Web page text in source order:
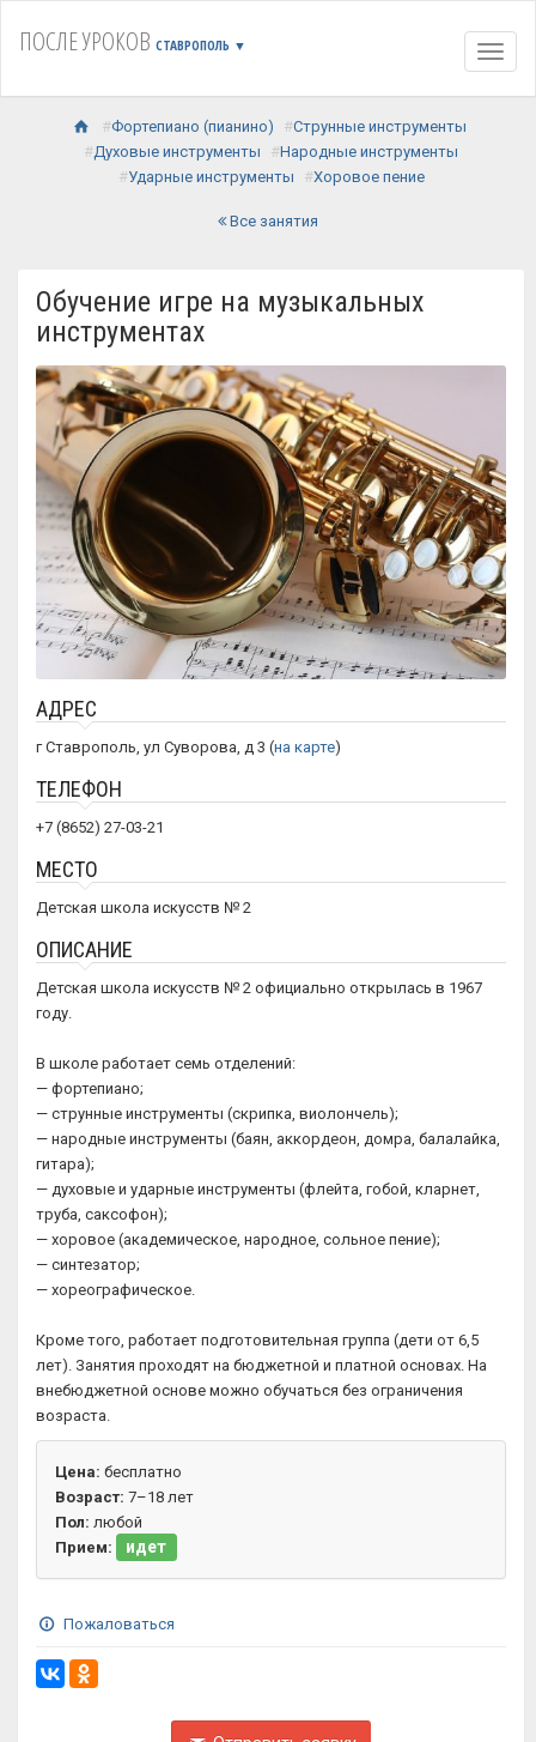
ПОСЛЕ УРОКОВ СТАВРОПОЛЬ ▼
Фортепиано (пианино)
Струнные инструменты
Духовые инструменты
Народные инструменты
Ударные инструменты
Хоровое пение
Все занятия
Обучение игре на музыкальных
инструментах
АДРЕС
г Ставрополь, ул Суворова, д 3 (на карте)
ТЕЛЕФОН
+7 (8652) 27-03-21
МЕСТО
Детская школа искусств № 2
ОПИСАНИЕ
Детская школа искусств № 2 официально открылась в 1967
году.
В школе работает семь отделений:
— фортепиано;
— струнные инструменты (скрипка, виолончель);
— народные инструменты (баян, аккордеон, домра, балалайка,
гитара);
— духовые и ударные инструменты (флейта, гобой, кларнет,
труба, саксофон);
— хоровое (академическое, народное, сольное пение);
— синтезатор;
— хореографическое.
Кроме того, работает подготовительная группа (дети от 6,5
лет). Занятия проходят на бюджетной и платной основах. На
внебюджетной основе можно обучаться без ограничения
возраста.
Цена: бесплатно
Возраст: 7–18 лет
Пол: любой
Прием:
идет
Пожаловаться